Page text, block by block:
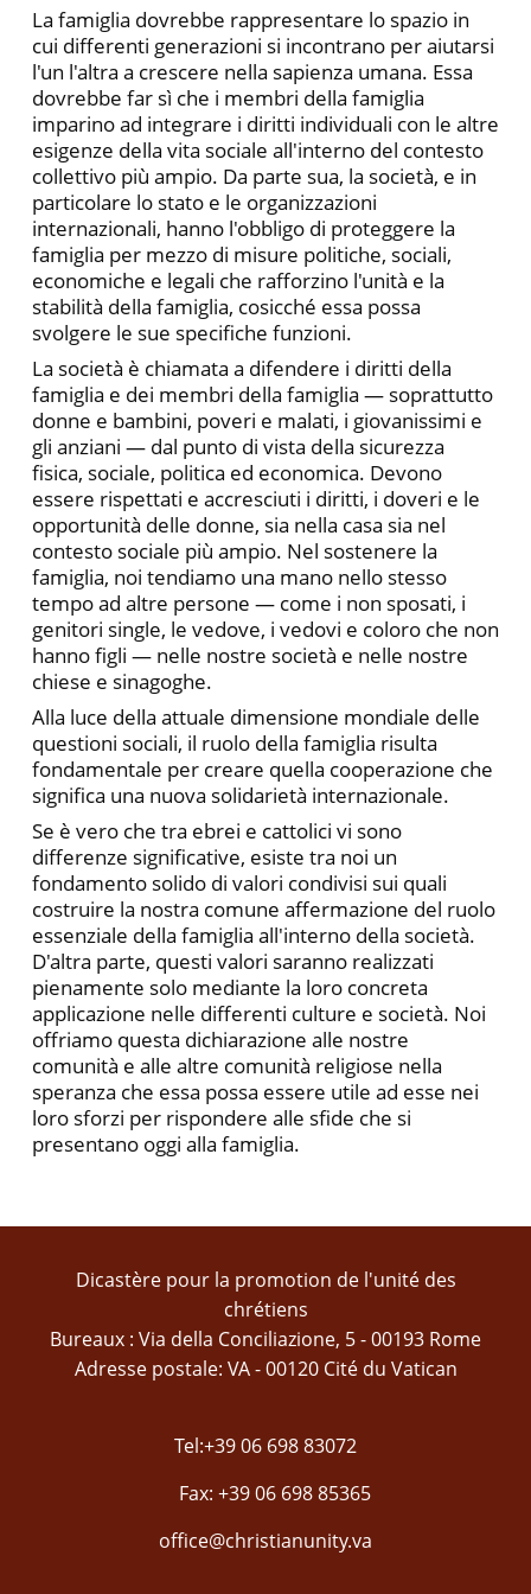
La famiglia dovrebbe rappresentare lo spazio in
cui differenti generazioni si incontrano per aiutarsi
l'un l'altra a crescere nella sapienza umana. Essa
dovrebbe far sì che i membri della famiglia
imparino ad integrare i diritti individuali con le altre
esigenze della vita sociale all'interno del contesto
collettivo più ampio. Da parte sua, la società, e in
particolare lo stato e le organizzazioni
internazionali, hanno l'obbligo di proteggere la
famiglia per mezzo di misure politiche, sociali,
economiche e legali che rafforzino l'unità e la
stabilità della famiglia, cosicché essa possa
svolgere le sue specifiche funzioni.
La società è chiamata a difendere i diritti della
famiglia e dei membri della famiglia — soprattutto
donne e bambini, poveri e malati, i giovanissimi e
gli anziani — dal punto di vista della sicurezza
fisica, sociale, politica ed economica. Devono
essere rispetta­ti e accresciuti i diritti, i doveri e le
opportunità delle donne, sia nella casa sia nel
contesto sociale più ampio. Nel sostenere la
famiglia, noi tendiamo una mano nello stesso
tempo ad altre persone — come i non sposati, i
genitori single, le vedove, i vedovi e coloro che non
hanno figli — nelle nostre società e nelle nostre
chiese e sinagoghe.
Alla luce della attuale dimensione mondiale delle
questioni sociali, il ruolo della famiglia risulta
fondamentale per creare quella cooperazione che
significa una nuova solidarietà internazionale.
Se è vero che tra ebrei e cattolici vi sono
differenze significative, esiste tra noi un
fondamento solido di valori condivisi sui quali
costruire la nostra comune affermazione del ruolo
essenziale della famiglia all'interno della società.
D'altra parte, questi valori saranno realizzati
pienamente solo mediante la loro concreta
applicazione nelle differenti culture e società. Noi
offriamo questa dichiarazione alle nostre
comunità e alle altre comunità religiose nella
speranza che essa possa essere utile ad esse nei
loro sforzi per rispondere alle sfide che si
presentano oggi alla famiglia.
Dicastère pour la promotion de l'unité des
chrétiens
Bureaux : Via della Conciliazione, 5 - 00193 Rome
Adresse postale: VA - 00120 Cité du Vatican
Tel:+39 06 698 83072
Fax: +39 06 698 85365
office@christianunity.va